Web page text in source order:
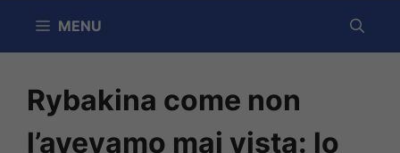
MENU
Rybakina come non
l’avevamo mai vista: lo